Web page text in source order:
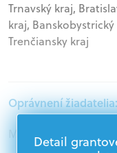
Trnavský kraj,
kraj,
Trenčiansky kraj
Oprávnení žiadatelia:
Mimovládne
Detail